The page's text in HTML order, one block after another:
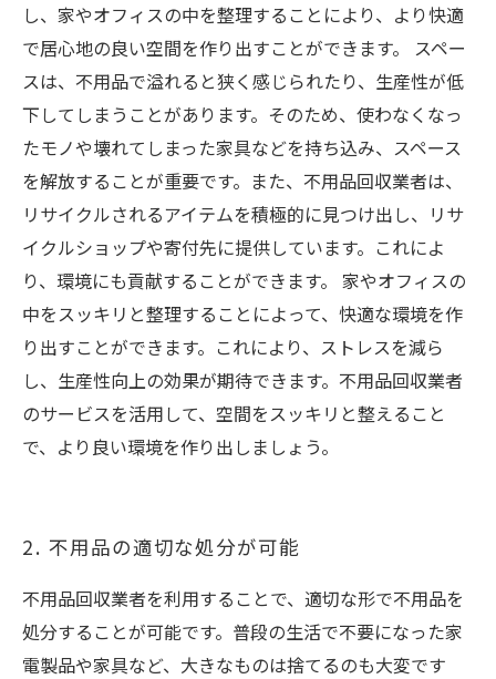
し、家やオフィスの中を整理することにより、より快適
で居心地の良い空間を作り出すことができます。 スペー
スは、不用品で溢れると狭く感じられたり、生産性が低
下してしまうことがあります。そのため、使わなくなっ
たモノや壊れてしまった家具などを持ち込み、スペース
を解放することが重要です。また、不用品回収業者は、
リサイクルされるアイテムを積極的に見つけ出し、リサ
イクルショップや寄付先に提供しています。これによ
り、環境にも貢献することができます。 家やオフィスの
中をスッキリと整理することによって、快適な環境を作
り出すことができます。これにより、ストレスを減ら
し、生産性向上の効果が期待できます。不用品回収業者
のサービスを活用して、空間をスッキリと整えること
で、より良い環境を作り出しましょう。
2. 不用品の適切な処分が可能
不用品回収業者を利用することで、適切な形で不用品を
処分することが可能です。普段の生活で不要になった家
電製品や家具など、大きなものは捨てるのも大変です